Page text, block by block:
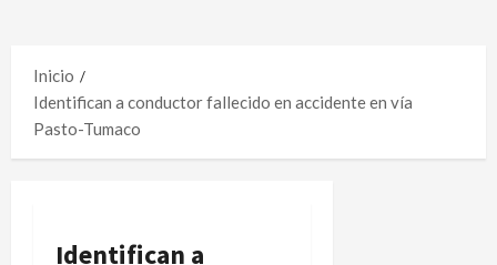
Inicio
Identifican a conductor fallecido en accidente en vía
Pasto-Tumaco
Identifican a